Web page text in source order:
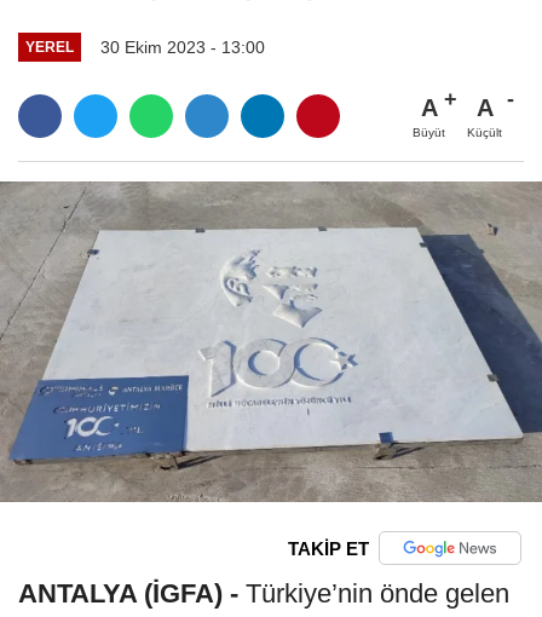
YEREL 30 Ekim 2023 - 13:00
A
Büyüt
A
Küçült
TAKİP ET
ANTALYA (İGFA) - Türkiye’nin önde gelen